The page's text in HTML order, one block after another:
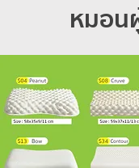
หมอน